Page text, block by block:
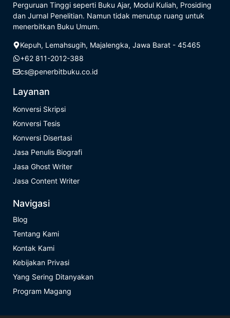
Perguruan Tinggi seperti Buku Ajar, Modul Kuliah, Prosiding
dan Jurnal Penelitian. Namun tidak menutup ruang untuk
menerbitkan Buku Umum.
Kepuh, Lemahsugih, Majalengka, Jawa Barat - 45465
+62 811-2012-388
cs@penerbitbuku.co.id
Layanan
Konversi Skripsi
Konversi Tesis
Konversi Disertasi
Jasa Penulis Biografi
Jasa Ghost Writer
Jasa Content Writer
Navigasi
Blog
Tentang Kami
Kontak Kami
Kebijakan Privasi
Yang Sering Ditanyakan
Program Magang